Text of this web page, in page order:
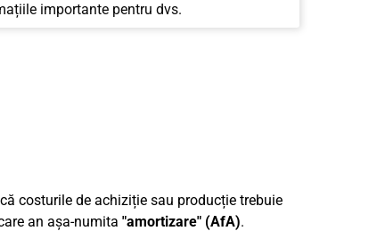
importante pentru dvs.
costurile de achiziție sau producție trebuie
an așa-numita "amortizare" (AfA).